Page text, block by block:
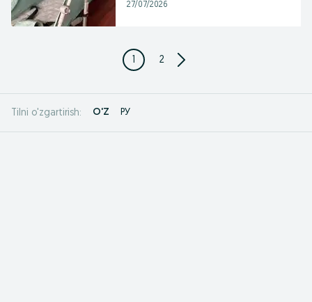
27/07/2026
1 2
Tilni o'zgartirish: O'Z РУ